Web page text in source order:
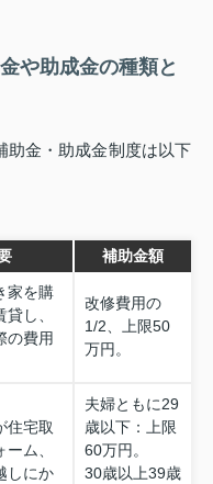
や助成金の種類と
助金・助成金制度は以下
補助金額
家を購
し、
の費用
改修費用の
1/2、上限50
万円。
住宅取
ム、
しにか
夫婦ともに29
歳以下：上限
60万円。
30歳以上39歳